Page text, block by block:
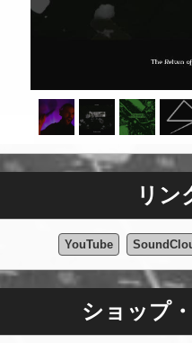
リン
YouTube
ショップ